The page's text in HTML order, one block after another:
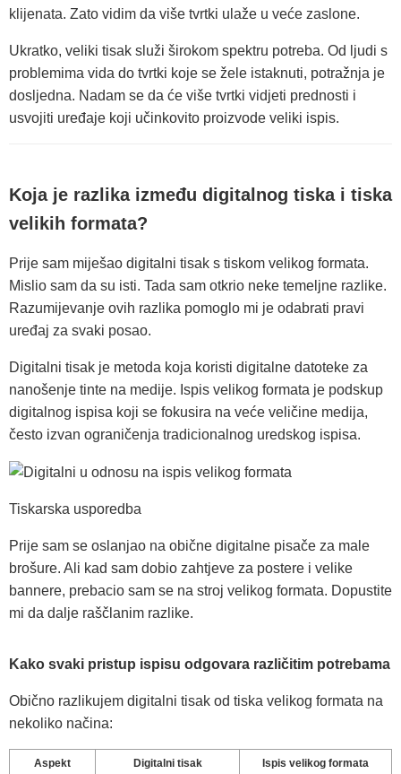
klijenata. Zato vidim da više tvrtki ulaže u veće zaslone.
Ukratko, veliki tisak služi širokom spektru potreba. Od ljudi s
problemima vida do tvrtki koje se žele istaknuti, potražnja je
dosljedna. Nadam se da će više tvrtki vidjeti prednosti i
usvojiti uređaje koji učinkovito proizvode veliki ispis.
Koja je razlika između digitalnog tiska i tiska
velikih formata?
Prije sam miješao digitalni tisak s tiskom velikog formata.
Mislio sam da su isti. Tada sam otkrio neke temeljne razlike.
Razumijevanje ovih razlika pomoglo mi je odabrati pravi
uređaj za svaki posao.
Digitalni tisak je metoda koja koristi digitalne datoteke za
nanošenje tinte na medije. Ispis velikog formata je podskup
digitalnog ispisa koji se fokusira na veće veličine medija,
često izvan ograničenja tradicionalnog uredskog ispisa.
Tiskarska usporedba
Prije sam se oslanjao na obične digitalne pisače za male
brošure. Ali kad sam dobio zahtjeve za postere i velike
bannere, prebacio sam se na stroj velikog formata. Dopustite
mi da dalje raščlanim razlike.
Kako svaki pristup ispisu odgovara različitim potrebama
Obično razlikujem digitalni tisak od tiska velikog formata na
nekoliko načina:
Aspekt Digitalni tisak Ispis velikog formata